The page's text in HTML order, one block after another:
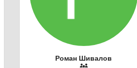
Роман Шивалов